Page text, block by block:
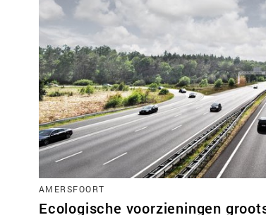
AMERSFOORT
Ecologische voorzieningen